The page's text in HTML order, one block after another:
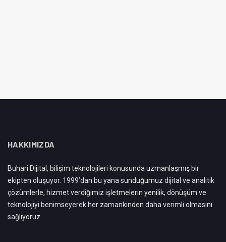
HAKKIMIZDA
Buhari Dijital, bilişim teknolojileri konusunda uzmanlaşmış bir
ekipten oluşuyor. 1999’dan bu yana sunduğumuz dijital ve analitik
çözümlerle, hizmet verdiğimiz işletmelerin yenilik, dönüşüm ve
teknolojiyi benimseyerek her zamankinden daha verimli olmasını
sağlıyoruz.